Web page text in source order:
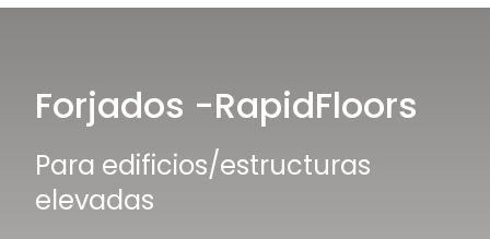
Forjados -RapidFloors
Para edificios/estructuras
elevadas